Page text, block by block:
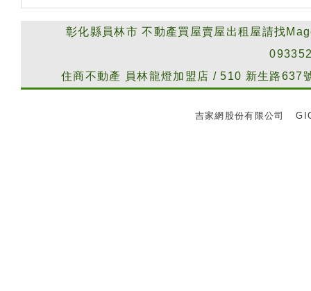
彰化縣員林市 不動產買屋賣屋出租屋請找
住商不動產
員林龍燈加盟店 /510 新生路637
吉家網股份有限公司